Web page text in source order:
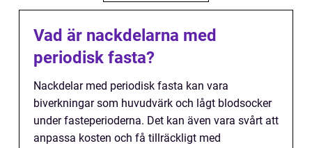
Vad är nackdelarna med
periodisk fasta?
Nackdelar med periodisk fasta kan vara
biverkningar som huvudvärk och lågt blodsocker
under fasteperioderna. Det kan även vara svårt att
anpassa kosten och få tillräckligt med